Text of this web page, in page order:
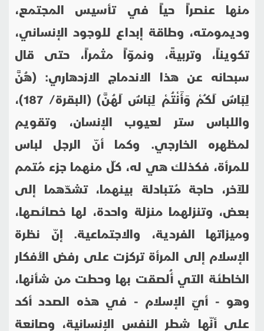
منها عنصراً حياً في تأسيس المجتمع،
وديمومته، وطاقة إبداع للوجود الإنساني،
تكويناً، وتربيةً، ونموّاً مثمراً، حتى قال
سبحانه عن هذا الاندماج الازدهاري: (هُنَّ
لِبَاسٌ لَكُمْ وَأَنْتُمْ لِبَاسٌ لَهُنَّ) (البقرة/ 187)،
واللباس ستر لعيوب الإنسان، وتقويم
لمظهره الخارجي. وكما أنّ الرجل لباس
للمرأة، فكذلك هي له، كلّ منهما جزء مُتمم
للآخر، حاجة مُتبادلة بينهما، تشدّهما إلى
بعض، وتنزلهما منزلة واحدة، لها خصائصها،
وميزاتها الفردية، والاجتماعية. إنّ نظرة
الإسلام إلى المرأة تركزت على رفض الأفكار
الخاطئة التي أُلصقت بها وحطت من شأنها،
وهو - أيّ الإسلام - في هذه الصدد أكد
على أنّها شطر النفس الإنسانية، وصانعة